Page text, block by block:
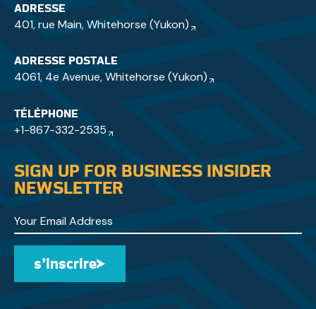
ADRESSE
401, rue Main, Whitehorse (Yukon)
ADRESSE POSTALE
4061, 4e Avenue, Whitehorse (Yukon)
TÉLÉPHONE
+1-867-332-2535
SIGN UP FOR BUSINESS INSIDER
NEWSLETTER
s’inscrire
s’inscrire